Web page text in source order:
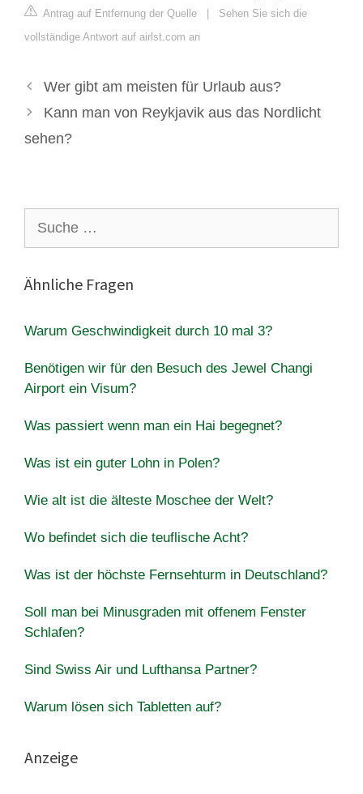
Antrag auf Entfernung der Quelle | Sehen Sie sich die
vollständige Antwort auf airlst.com an
Wer gibt am meisten für Urlaub aus?
Kann man von Reykjavik aus das Nordlicht
sehen?
nach:
Ähnliche Fragen
Warum Geschwindigkeit durch 10 mal 3?
Benötigen wir für den Besuch des Jewel Changi
Airport ein Visum?
Was passiert wenn man ein Hai begegnet?
Was ist ein guter Lohn in Polen?
Wie alt ist die älteste Moschee der Welt?
Wo befindet sich die teuflische Acht?
Was ist der höchste Fernsehturm in Deutschland?
Soll man bei Minusgraden mit offenem Fenster
Schlafen?
Sind Swiss Air und Lufthansa Partner?
Warum lösen sich Tabletten auf?
Anzeige